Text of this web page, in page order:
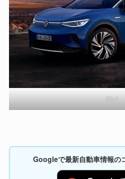
ID.4
Googleで最新自動車情報の